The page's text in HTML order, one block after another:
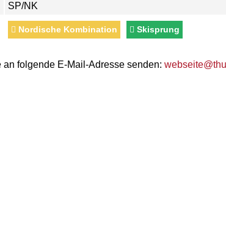
SP/NK
Nordische Kombination Skisprung
an folgende E-Mail-Adresse senden: